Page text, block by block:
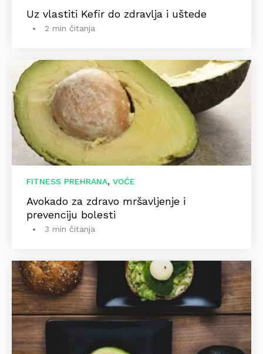
Uz vlastiti Kefir do zdravlja i uštede
2 min čitanja
FITNESS PREHRANA, VOĆE
Avokado za zdravo mršavljenje i
prevenciju bolesti
3 min čitanja